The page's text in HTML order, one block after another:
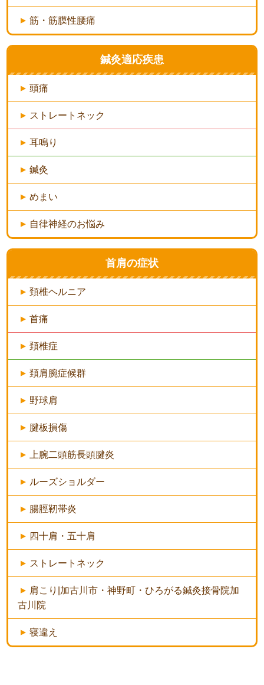
筋・筋膜性腰痛
鍼灸適応疾患
頭痛
ストレートネック
耳鳴り
鍼灸
めまい
自律神経のお悩み
首肩の症状
頚椎ヘルニア
首痛
頚椎症
頚肩腕症候群
野球肩
腱板損傷
上腕二頭筋長頭腱炎
ルーズショルダー
腸脛靭帯炎
四十肩・五十肩
ストレートネック
肩こり|加古川市・神野町・ひろがる鍼灸接骨院加
古川院
寝違え